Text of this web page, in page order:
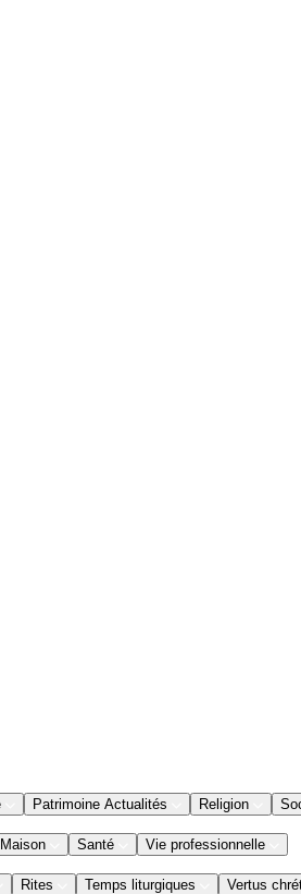
Patrimoine Actualités Religion
Maison Santé Vie professionnelle
Rites Temps liturgiques Vertus